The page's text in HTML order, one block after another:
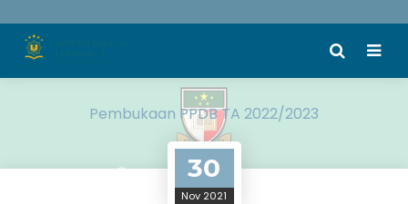
Pembukaan PPDB TA 2022/2023
30
Nov 2021